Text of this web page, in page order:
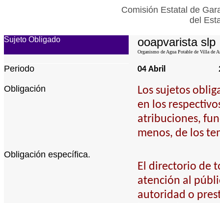
Comisión Estatal de
del
Sujeto Obligado ooapvarista slp
Organismo de Agua Potable de Villa de
Periodo 04 Abril
Obligación
Los sujetos
en los
atribuciones,
menos, de los
Obligación específica.
El directorio de
atención al
autoridad o